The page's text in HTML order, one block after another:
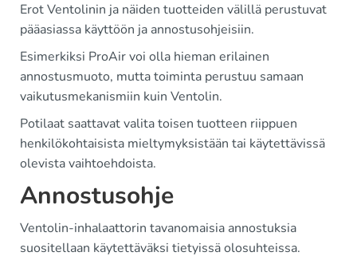
Erot Ventolinin ja näiden tuotteiden välillä perustuvat
pääasiassa käyttöön ja annostusohjeisiin.
Esimerkiksi ProAir voi olla hieman erilainen
annostusmuoto, mutta toiminta perustuu samaan
vaikutusmekanismiin kuin Ventolin.
Potilaat saattavat valita toisen tuotteen riippuen
henkilökohtaisista mieltymyksistään tai käytettävissä
olevista vaihtoehdoista.
Annostusohje
Ventolin-inhalaattorin tavanomaisia annostuksia
suositellaan käytettäväksi tietyissä olosuhteissa.